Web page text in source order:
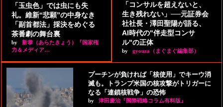
「玉虫色」では虫にも失
礼。維新“悲願”の中身なき
「副首都法」採決をめぐる
茶番劇の舞台裏
by
新恭（あらたきょう）『国家権
力＆メディア…
「コンサルを超えないと、
生き残れない」──元証券会
社社長・澤田聖陽が語る、
AI時代の"伴走型コンサ
ル"の正体
by gyouza（まぐまぐ編集部）
プーチンが負ければ「核使用」でキーウ消
滅も。トランプ米国の核攻撃がトリガーに
なる「連鎖核戦争」の恐怖
by 津田慶治『国際戦略コラム有料版』